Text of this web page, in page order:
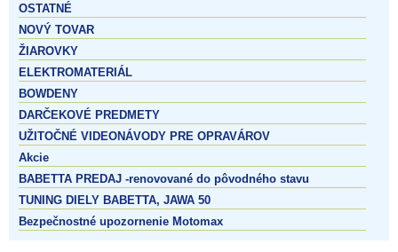
OSTATNÉ
NOVÝ TOVAR
ŽIAROVKY
ELEKTROMATERIÁL
BOWDENY
DARČEKOVÉ PREDMETY
UŽITOČNÉ VIDEONÁVODY PRE OPRAVÁROV
Akcie
BABETTA PREDAJ -renovované do pôvodného stavu
TUNING DIELY BABETTA, JAWA 50
Bezpečnostné upozornenie Motomax